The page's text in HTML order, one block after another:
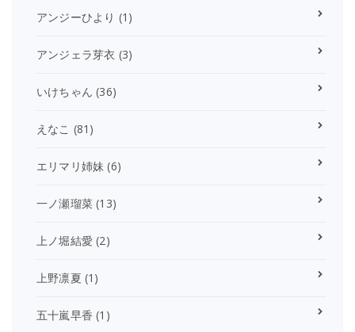
アンジーひより (1)
アンジェラ芽衣 (3)
いけちゃん (36)
えなこ (81)
エリマリ姉妹 (6)
一ノ瀬瑠菜 (13)
上ノ堀結愛 (2)
上野凛夏 (1)
五十嵐早香 (1)